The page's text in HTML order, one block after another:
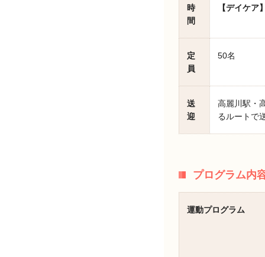
時
間
【デイケア
定
員
50名
送
迎
高麗川駅・
るルートで
プログラム内
運動プログラム